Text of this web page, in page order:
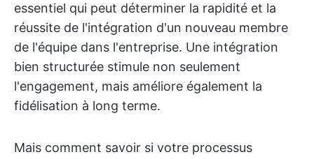
essentiel qui peut déterminer la rapidité et la
réussite de l'intégration d'un nouveau membre
de l'équipe dans l'entreprise. Une intégration
bien structurée stimule non seulement
l'engagement, mais améliore également la
fidélisation à long terme.
Mais comment savoir si votre processus